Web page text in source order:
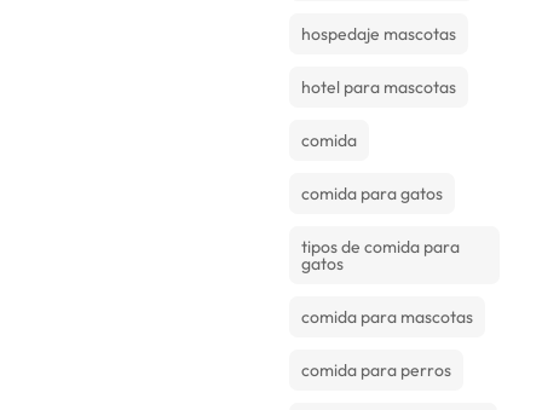
hospedaje mascotas
hotel para mascotas
comida
comida para gatos
tipos de comida para
gatos
comida para mascotas
comida para perros